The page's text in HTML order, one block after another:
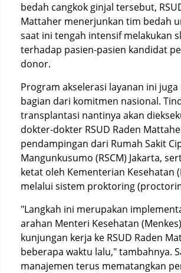
bedah cangkok ginjal tersebut,
Mattaher menerjunkan tim bedah
saat ini tengah intensif melakukan
terhadap pasien-pasien kandidat
donor.
Program akselerasi layanan ini
bagian dari komitmen nasional.
transplantasi nantinya akan
dokter-dokter RSUD Raden
pendampingan dari Rumah Sakit
Mangunkusumo (RSCM) Jakarta,
ketat oleh Kementerian Kesehatan
melalui sistem proktoring
"Langkah ini merupakan
arahan Menteri Kesehatan
kunjungan kerja ke RSUD Raden
beberapa waktu lalu," tambahnya.
manajemen terus mematangkan